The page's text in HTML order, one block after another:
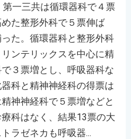
一三共は循環器科で４票
た整形外科で５票伸ば
た。循環器科と整形外科
ンテリックスを中心に精
３票増とし、呼吸器科な
科と精神神経科の得票は
神神経科で５票増などと
科はなく、結果13票の大
ラゼネカも呼吸器...